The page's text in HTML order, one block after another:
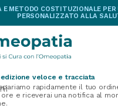
E METODO COSTITUZIONALE PER
PERSONALIZZATO ALLA
veloce e tracciata
rapidamente il tuo
ore e riceverai una notifica al